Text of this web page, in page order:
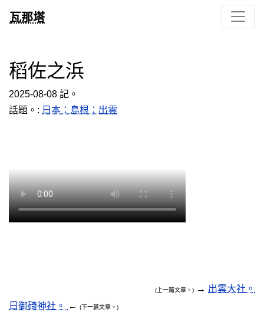
瓦那塔
稻佐之浜
2025-08-08 記。
話題。: 日本：島根：出雲
(上一篇文章。) → 出雲大社。
日御碕神社。
← (下一篇文章。)